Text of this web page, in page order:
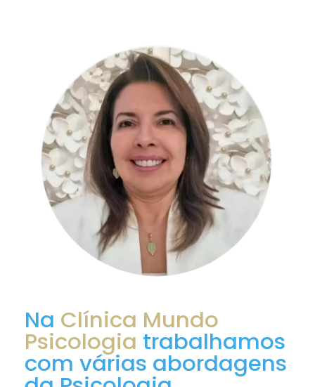
Na Clínica Mundo
Psicologia trabalhamos
com várias abordagens